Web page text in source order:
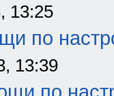
13:25
по
13:39